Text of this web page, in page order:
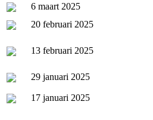
6 maart 2025
20 februari 2025
13 februari 2025
29 januari 2025
17 januari 2025